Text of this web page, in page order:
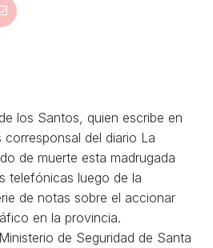
los Santos, quien escribe en
corresponsal del diario La
de muerte esta madrugada
telefónicas luego de la
de notas sobre el accionar
en la provincia.
de Seguridad de Santa